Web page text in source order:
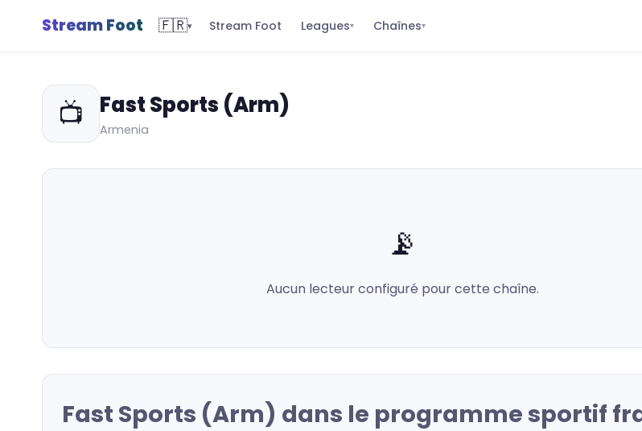
Stream Foot 🇫🇷▾ Stream Foot Leagues▾ Chaînes▾
📺 Fast Sports (Arm)
Armenia
📡
Aucun lecteur configuré pour cette chaîne.
Fast Sports (Arm) dans le programme sportif